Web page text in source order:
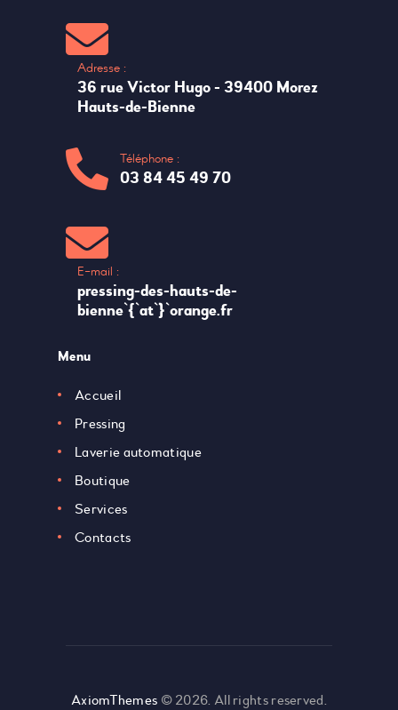
Adresse :
36 rue Victor Hugo - 39400 Morez
Hauts-de-Bienne
Téléphone :
03 84 45 49 70
E-mail :
pressing-des-hauts-de-
bienne`{`at`}`orange.fr
Menu
Accueil
Pressing
Laverie automatique
Boutique
Services
Contacts
AxiomThemes © 2026. All rights reserved.